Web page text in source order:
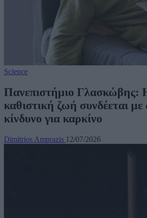
Science
Πανεπιστήμιο Γλασκώβης:
καθιστική ζωή συνδέεται με
κίνδυνο για καρκίνο
Dimitrios Amprazis 12/07/2026